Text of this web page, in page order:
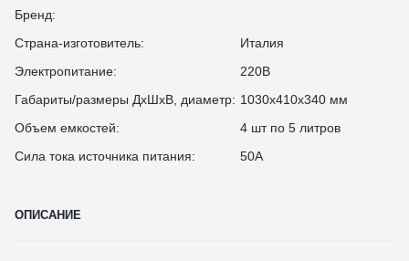
Бренд:
Страна-изготовитель:
Италия
Электропитание:
220В
Габариты/размеры ДхШхВ, диаметр: 1030х410х340 мм
Объем емкостей:
4 шт по 5 литров
Сила тока источника питания:
50А
ОПИСАНИЕ